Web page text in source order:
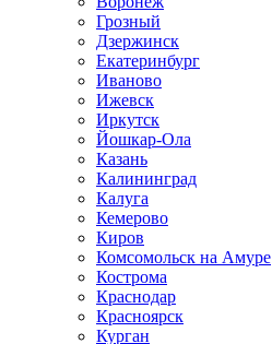
Грозный
Дзержинск
Екатеринбург
Иваново
Ижевск
Иркутск
Йошкар-Ола
Казань
Калининград
Калуга
Кемерово
Киров
Комсомольск на Амуре
Кострома
Краснодар
Красноярск
Курган